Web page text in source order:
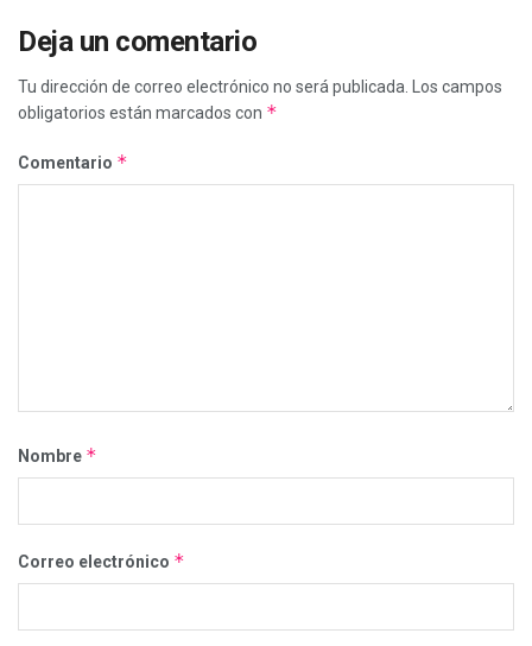
Deja un comentario
Tu dirección de correo electrónico no será publicada. Los campos
obligatorios están marcados con *
Comentario *
Nombre *
Correo electrónico *